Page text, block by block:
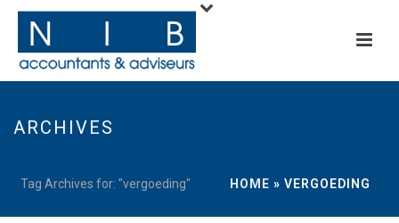
ARCHIVES
Tag Archives for: "vergoeding" HOME » VERGOEDING